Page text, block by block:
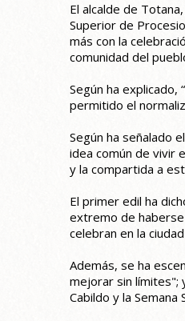
El alcalde de
Superior de
más con la
comunidad del
Según ha
permitido el
Según ha señalado
idea común de vivir
y la compartida a
El primer edil ha
extremo de
celebran en la
Además, se ha
mejorar sin límites";
Cabildo y la